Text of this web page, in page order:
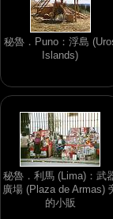
秘魯．Puno：浮島
Islands)
秘魯．利馬 (Lima)：武
廣場 (Plaza de Armas)
的小販